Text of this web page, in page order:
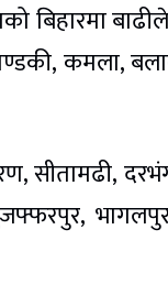
बिहारमा
कमला,
सीतामढी,